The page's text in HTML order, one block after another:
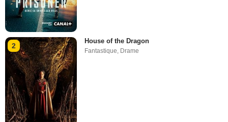
2
House of the Dragon
Fantastique, Drame